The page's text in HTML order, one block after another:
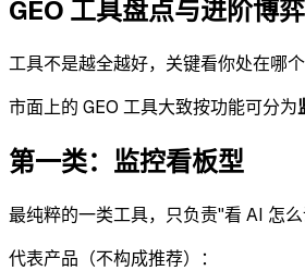
GEO 工具盘点与进阶博弈
工具不是越全越好，关键看你处在哪
市面上的 GEO 工具大致按功能可分为
第一类：监控看板型
最纯粹的一类工具，只负责"看 AI 怎
代表产品（不构成推荐）：